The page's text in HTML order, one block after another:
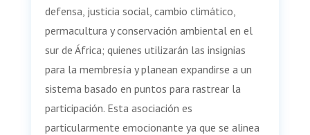
defensa, justicia social, cambio climático,
permacultura y conservación ambiental en el
sur de África; quienes utilizarán las insignias
para la membresía y planean expandirse a un
sistema basado en puntos para rastrear la
participación. Esta asociación es
particularmente emocionante ya que se alinea